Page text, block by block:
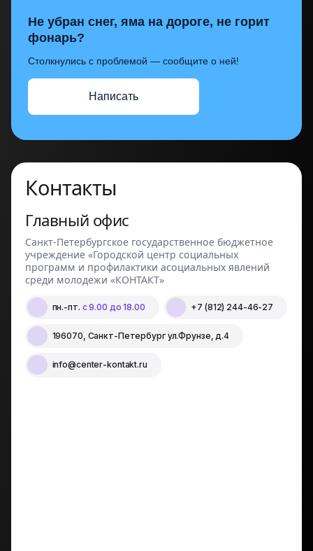
Не убран снег, яма на дороге, не горит
фонарь?
Столкнулись с проблемой — сообщите о ней!
Написать
Контакты
Главный офис
Санкт-Петербургское государственное бюджетное
учреждение «Городской центр социальных
программ и профилактики асоциальных явлений
среди молодежи «КОНТАКТ»
пн.-пт. с 9.00 до 18.00 +7 (812) 244-46-27
196070, Санкт-Петербург ул.Фрунзе, д.4
info@center-kontakt.ru